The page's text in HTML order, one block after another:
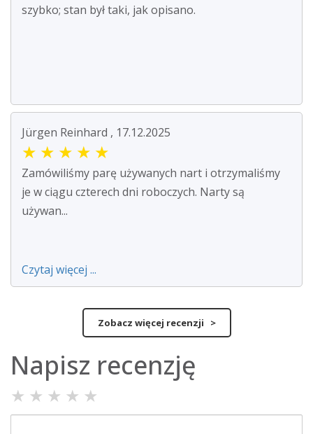
szybko; stan był taki, jak opisano.
Jürgen Reinhard , 17.12.2025
★ ★ ★ ★ ★
Zamówiliśmy parę używanych nart i otrzymaliśmy
je w ciągu czterech dni roboczych. Narty są
używan...
Czytaj więcej ...
Zobacz więcej recenzji >
Napisz recenzję
★ ★ ★ ★ ★